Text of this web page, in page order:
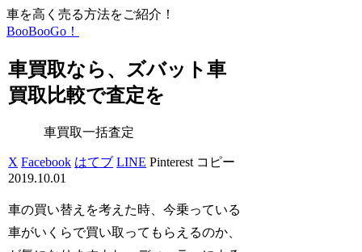
車を高く売る方法をご紹介！
BooBooGo！
車買取なら、ズバット車
買取比較で査定を
車買取一括査定
X Facebook はてブ LINE Pinterest コピー
2019.10.01
車の買い替えを考えた時、今乗っている
車がいくらで買い取ってもらえるのか、